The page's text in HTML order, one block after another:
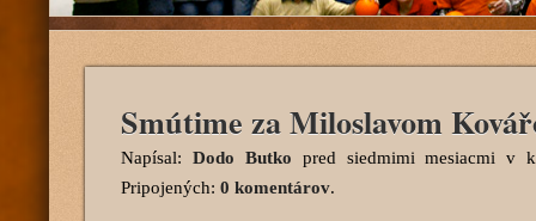
Smútime za Miloslavom
Napísal: Dodo Butko pred siedmimi mesiacmi v
Pripojených: 0 komentárov.